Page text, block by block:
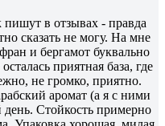
в отзывах - правда
сказать не могу. На мне
и бергамот буквально
приятная база, где
не громко, приятно.
аромат (а я с ними
Стойкость примерно